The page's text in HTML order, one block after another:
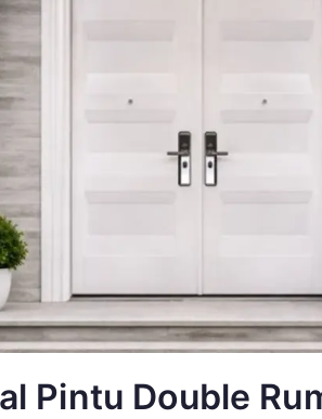
Pintu Double